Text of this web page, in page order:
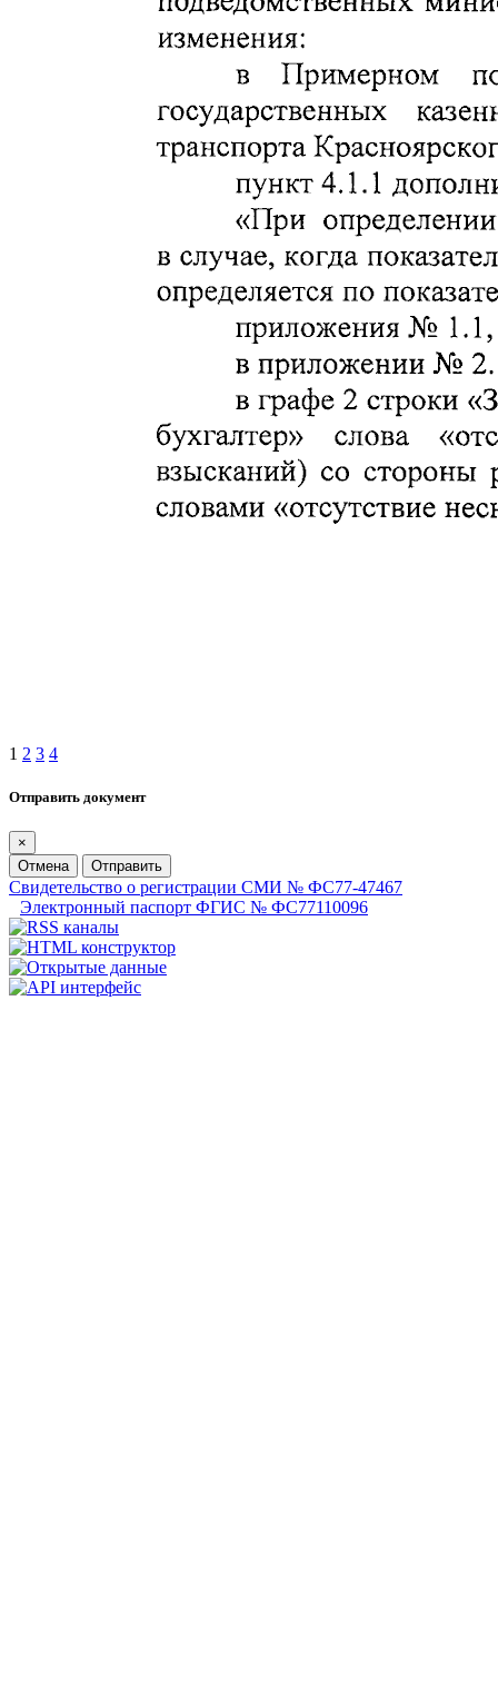
1 2 3 4
Отправить документ
×
Отмена
Отправить
Свидетельство о регистрации СМИ № ФС77-47467
Электронный паспорт ФГИС № ФС77110096